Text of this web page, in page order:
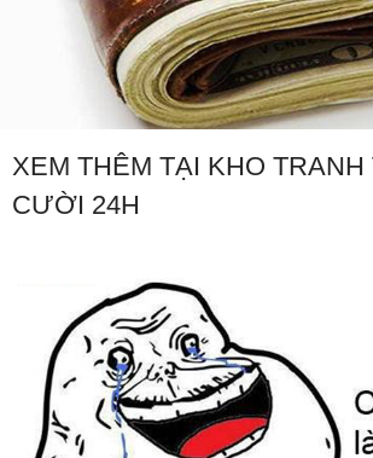
XEM THÊM TẠI KHO TRANH
CƯỜI 24H